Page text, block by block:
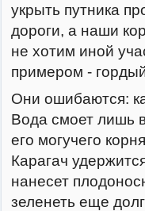
укрыть путника
дороги, а наши
не хотим иной
примером -
Они ошибаются:
Вода смоет лишь
его могучего
Карагач
нанесет
зеленеть еще